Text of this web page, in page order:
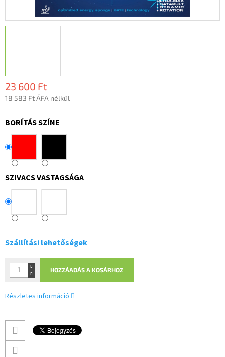
23 600 Ft
18 583 Ft ÁFA nélkül
BORÍTÁS SZÍNE
SZIVACS VASTAGSÁGA
Szállítási lehetőségek
HOZZÁADÁS A KOSÁRHOZ
Részletes információ